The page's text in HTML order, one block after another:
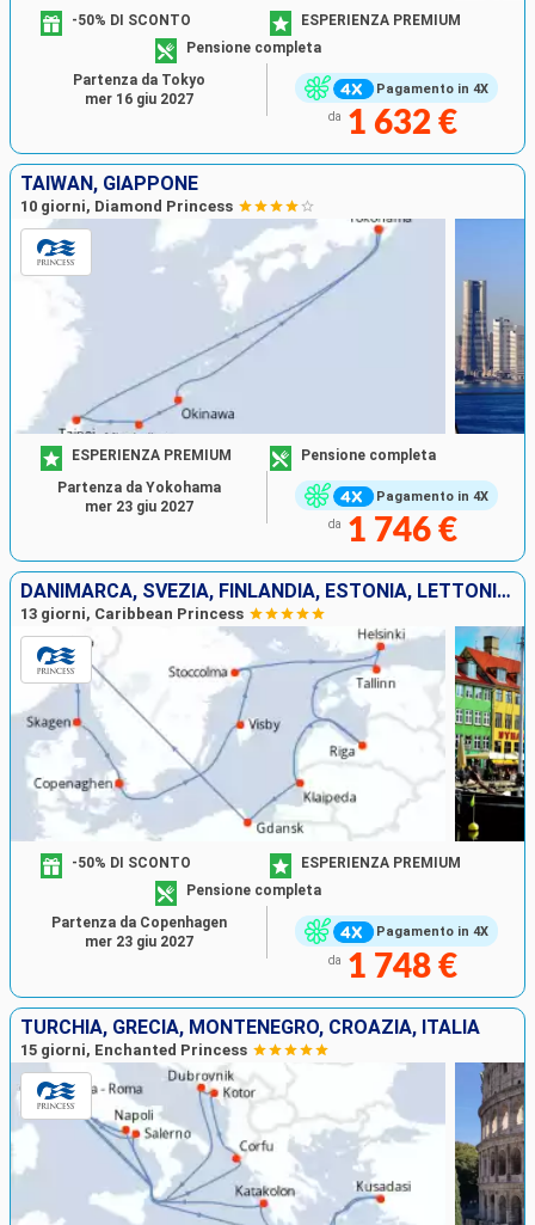
Pagamento in 4X
-50% DI SCONTO
ESPERIENZA PREMIUM
Pensione completa
da 1 632 €
Partenza da Tokyo
mer 16 giu 2027
TAIWAN, GIAPPONE
10 giorni, Diamond Princess
Pagamento in 4X
ESPERIENZA PREMIUM Pensione completa
da 1 746 €
Partenza da Yokohama
mer 23 giu 2027
DANIMARCA, SVEZIA, FINLANDIA, ESTONIA, LETTONIA, LITUANIA, POLONIA, NORVEGIA
13 giorni, Caribbean Princess
Pagamento in 4X
-50% DI SCONTO
ESPERIENZA PREMIUM
Pensione completa
da 1 748 €
Partenza da Copenhagen
mer 23 giu 2027
TURCHIA, GRECIA, MONTENEGRO, CROAZIA, ITALIA
15 giorni, Enchanted Princess